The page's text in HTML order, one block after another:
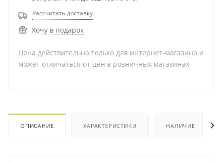
Рассчитать доставку
Хочу в подарок
Цена действительна только для интернет-магазина и
может отличаться от цен в розничных магазинах
ОПИСАНИЕ ХАРАКТЕРИСТИКИ НАЛИЧИЕ